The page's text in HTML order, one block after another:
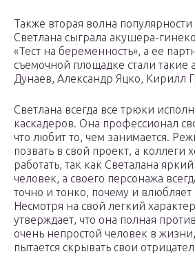
Также вторая волна популярности
Светлана сыграла акушера-
«Тест на беременность», а ее
съемочной площадке стали такие
Дунаев, Александр Яцко, Кирилл
Светлана всегда все трюки
каскадеров. Она профессионал
что любит то, чем занимается.
позвать в свой проект, а коллеги
работать, так как Светалана
человек, а своего персонажа
точно и тонко, почему и влюбляет
Несмотря на свой легкий
утверждает, что она полная
очень непростой человек в
пытается скрывать свои